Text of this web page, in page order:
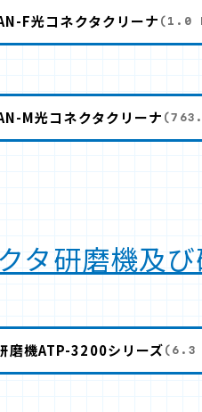
F光コネクタクリーナ (1.0
M光コネクタクリーナ
タ研磨機及
磨機ATP-3200シリーズ (6.3